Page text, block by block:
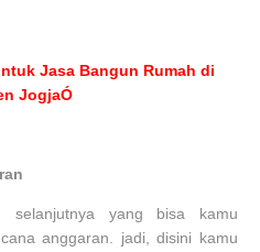
Jasa Bangun Rumah di
JogjaÓ
selanjutnya yang bisa kamu
anggaran. jadi, disini kamu